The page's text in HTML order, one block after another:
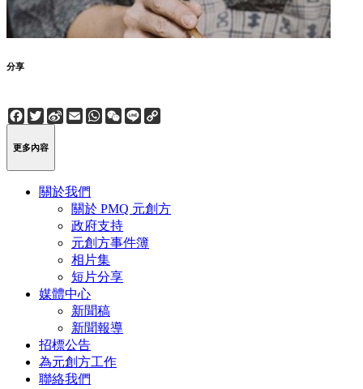
分享
Facebook
Twitter
Sina
Weibo
EmailWhatsApp
WeChat
Line
更多內容
關於我們
關於 PMQ 元創方
政府支持
元創方事件簿
相片集
短片分享
媒體中心
新聞稿
新聞報導
招標公告
為元創方工作
聯絡我們